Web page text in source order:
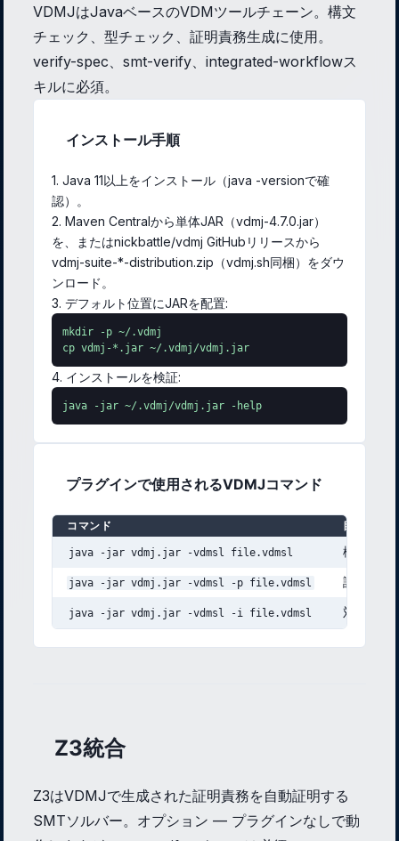
VDMJはJavaベースのVDMツールチェーン。構文
チェック、型チェック、証明責務生成に使用。
verify-spec、smt-verify、integrated-workflowス
キルに必須。
インストール手順
1. Java 11以上をインストール（java -versionで確
認）。
2. Maven Centralから単体JAR（vdmj-4.7.0.jar）
を、またはnickbattle/vdmj GitHubリリースから
vdmj-suite-*-distribution.zip（vdmj.sh同梱）をダウ
ンロード。
3. デフォルト位置にJARを配置:
mkdir -p ~/.vdmj
cp vdmj-*.jar ~/.vdmj/vdmj.jar
4. インストールを検証:
java -jar ~/.vdmj/vdmj.jar -help
プラグインで使用されるVDMJコマンド
コマンド 目的
java -jar vdmj.jar -vdmsl file.vdmsl 構文と型
java -jar vdmj.jar -vdmsl -p file.vdmsl 証明責務
java -jar vdmj.jar -vdmsl -i file.vdmsl 対話式イ
Z3統合
Z3はVDMJで生成された証明責務を自動証明する
SMTソルバー。オプション — プラグインなしで動